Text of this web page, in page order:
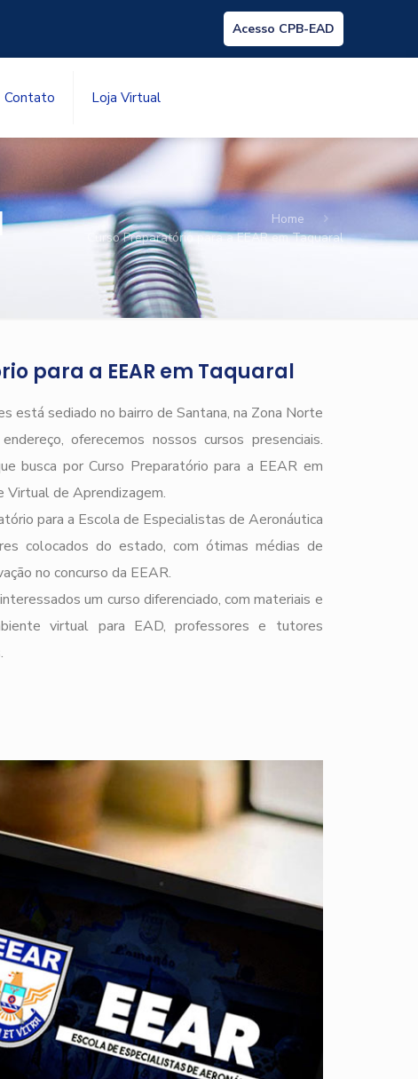
Acesso CPB-EAD
Contato Loja Virtual
Home
Curso Preparatório para a EEAR em Taquaral
para a EEAR em Taquaral
está sediado no bairro de Santana, na Zona Norte
oferecemos nossos cursos presenciais.
busca por Curso Preparatório para a EEAR em
Virtual de Aprendizagem.
para a Escola de Especialistas de Aeronáutica
colocados do estado, com ótimas médias de
no concurso da EEAR.
um curso diferenciado, com materiais e
virtual para EAD, professores e tutores